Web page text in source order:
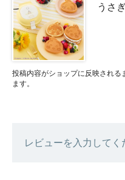
うさ
投稿内容がショップに反映され
ます。
レビューを入力してく